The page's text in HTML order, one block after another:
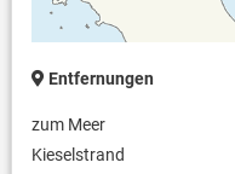
Entfernungen
zum Meer
Kieselstrand